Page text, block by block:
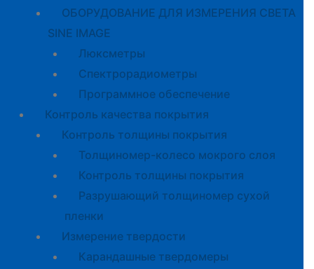
ОБОРУДОВАНИЕ ДЛЯ ИЗМЕРЕНИЯ СВЕТА
SINE IMAGE
Люксметры
Спектрорадиометры
Программное обеспечение
Контроль качества покрытия
Контроль толщины покрытия
Толщиномер-колесо мокрого слоя
Контроль толщины покрытия
Разрушающий толщиномер сухой
пленки
Измерение твердости
Карандашные твердомеры